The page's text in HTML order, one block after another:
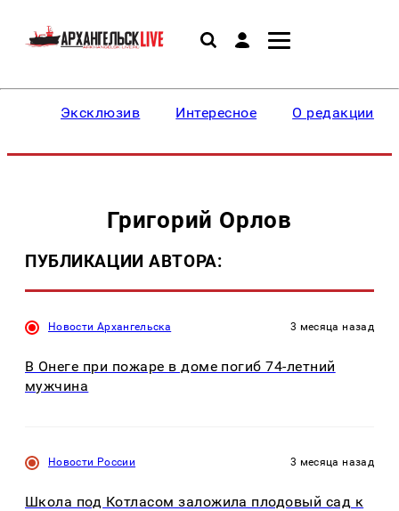
Эксклюзив Интересное О редакции
Григорий Орлов
ПУБЛИКАЦИИ АВТОРА:
Новости Архангельска 3 месяца назад
В Онеге при пожаре в доме погиб 74-летний
мужчина
Новости России 3 месяца назад
Школа под Котласом заложила плодовый сад к